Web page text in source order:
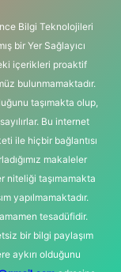
Bilgi Teknolojileri
bir Yer Sağlayıcı
içerikleri proaktif
bulunmamaktadır.
taşımakta olup,
Bu internet
ile hiçbir bağlantısı
makaleler
niteliği taşımamakta
yapılmamaktadır.
tesadüfidir.
bir bilgi paylaşım
aykırı olduğunu